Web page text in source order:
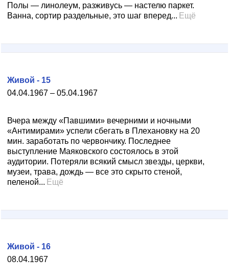
Полы — линолеум, разживусь — настелю паркет.
Ванна, сортир раздельные, это шаг вперед... Ещё
04.04.1967 – 05.04.1967
Живой - 15
Вчера между «Павшими» вечерними и ночными
«Антимирами» успели сбегать в Плехановку на 20
мин. заработать по червончику. Последнее
выступление Маяковского состоялось в этой
аудитории. Потеряли всякий смысл звезды, церкви,
музеи, трава, дождь — все это скрыто стеной,
пеленой... Ещё
08.04.1967
Живой - 16